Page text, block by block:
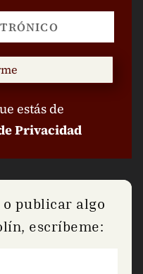
estás de
Privacidad
publicar algo
escríbeme: